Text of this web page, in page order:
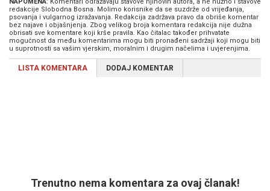
redakcije Slobodna Bosna. Molimo korisnike da se suzdrže od vrijeđanja,
psovanja i vulgarnog izražavanja. Redakcija zadržava pravo da obriše komentar
bez najave i objašnjenja. Zbog velikog broja komentara redakcija nije dužna
obrisati sve komentare koji krše pravila. Kao čitalac također prihvatate
mogućnost da među komentarima mogu biti pronađeni sadržaji koji mogu biti
u suprotnosti sa vašim vjerskim, moralnim i drugim načelima i uvjerenjima.
LISTA KOMENTARA DODAJ KOMENTAR
Trenutno nema komentara za ovaj članak!